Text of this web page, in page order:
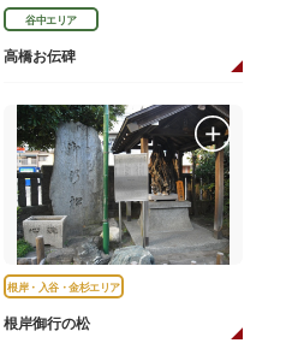
谷中エリア
高橋お伝碑
根岸・入谷・金杉エリア
根岸御行の松